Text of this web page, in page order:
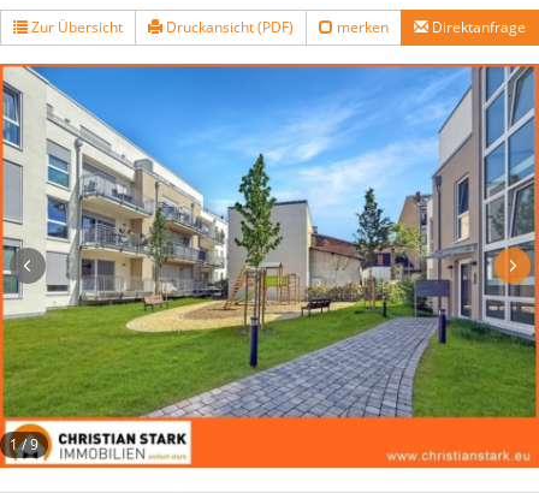
Zur Übersicht Druckansicht (PDF) merken Direktanfrage
1/9